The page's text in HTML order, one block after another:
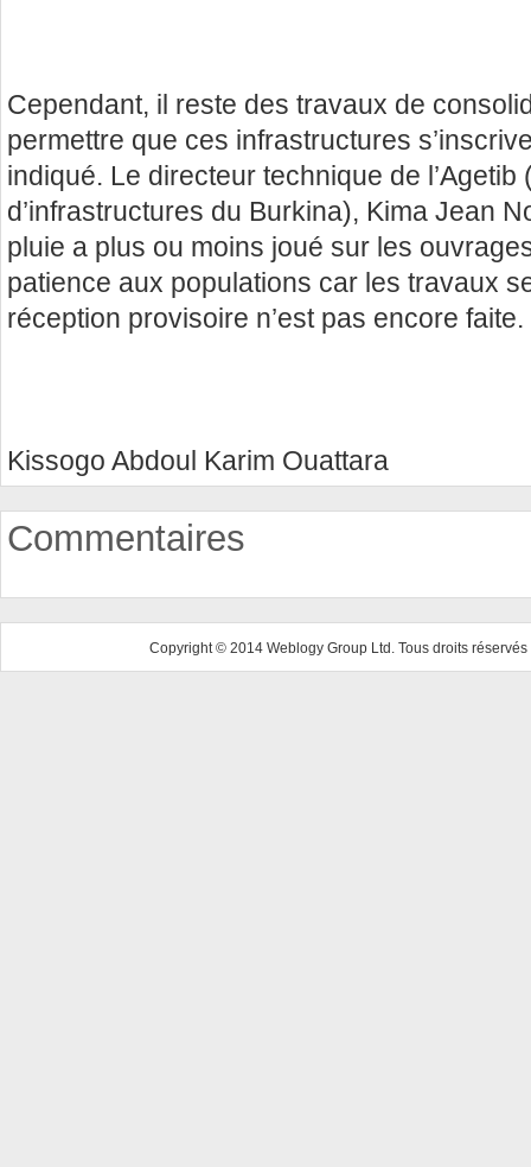
Cependant, il reste des travaux de
permettre que ces infrastructures
indiqué. Le directeur technique de
d’infrastructures du Burkina), Kima Jean
pluie a plus ou moins joué sur les
patience aux populations car les travaux
réception provisoire n’est pas encore faite.
Kissogo Abdoul Karim Ouattara
Commentaires
Copyright © 2014 Weblogy Group Ltd. Tous droits